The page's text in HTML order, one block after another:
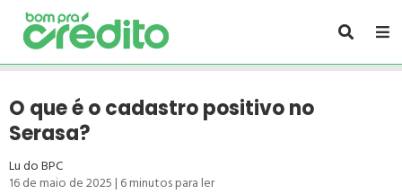
O que é o cadastro positivo no
Serasa?
Lu do BPC
16 de maio de 2025| 6minutos para ler